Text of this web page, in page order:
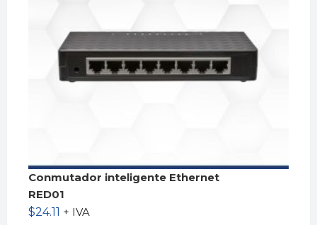
Conmutador inteligente Ethernet
RED01
$24.11 + IVA